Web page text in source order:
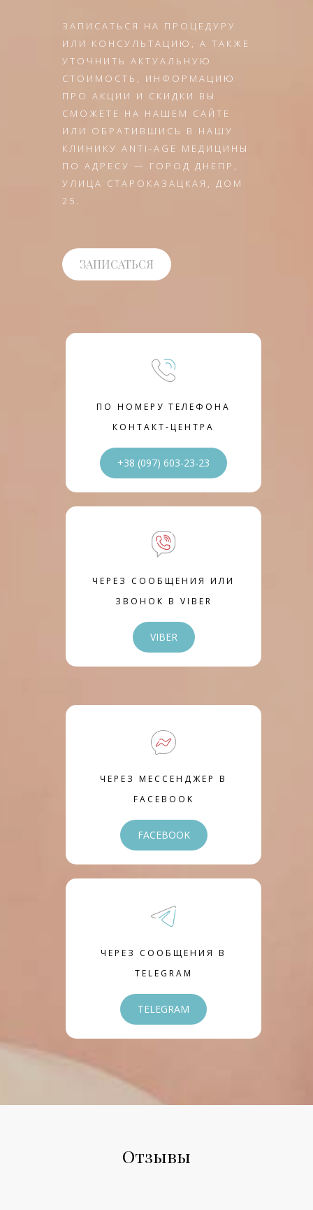
ЗАПИСАТЬСЯ НА ПРОЦЕДУРУ
ИЛИ КОНСУЛЬТАЦИЮ, А ТАКЖЕ
УТОЧНИТЬ АКТУАЛЬНУЮ
СТОИМОСТЬ, ИНФОРМАЦИЮ
ПРО АКЦИИ И СКИДКИ ВЫ
СМОЖЕТЕ НА НАШЕМ САЙТЕ
ИЛИ ОБРАТИВШИСЬ В НАШУ
КЛИНИКУ ANTI-AGE МЕДИЦИНЫ
ПО АДРЕСУ — ГОРОД ДНЕПР,
УЛИЦА СТАРОКАЗАЦКАЯ, ДОМ
25.
ЗАПИСАТЬСЯ
ПО НОМЕРУ ТЕЛЕФОНА
КОНТАКТ-ЦЕНТРА
+38 (097) 603-23-23
ЧЕРЕЗ СООБЩЕНИЯ ИЛИ
ЗВОНОК В VIBER
VIBER
ЧЕРЕЗ МЕССЕНДЖЕР В
FACEBOOK
FACEBOOK
ЧЕРЕЗ СООБЩЕНИЯ В
TELEGRAM
TELEGRAM
Отзывы